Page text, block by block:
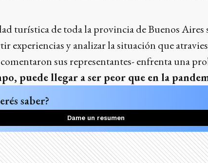
turística de toda la provincia de Buenos Aires
experiencias y analizar la situación que
sus representantes- enfrenta una
puede llegar a ser peor que en la
saber?
Dame un resumen